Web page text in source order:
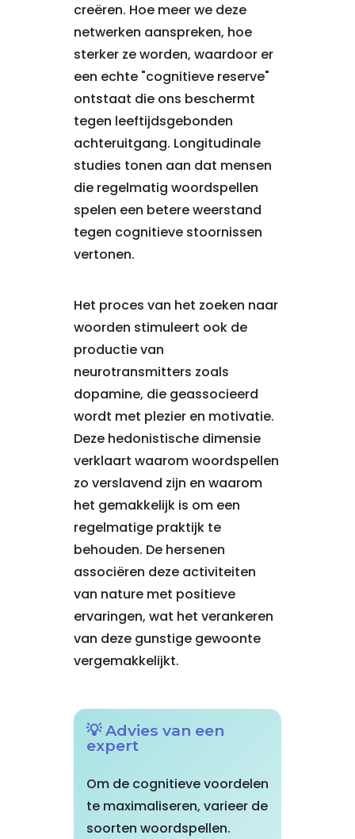
creëren. Hoe meer we deze
netwerken aanspreken, hoe
sterker ze worden, waardoor er
een echte "cognitieve reserve"
ontstaat die ons beschermt
tegen leeftijdsgebonden
achteruitgang. Longitudinale
studies tonen aan dat mensen
die regelmatig woordspellen
spelen een betere weerstand
tegen cognitieve stoornissen
vertonen.
Het proces van het zoeken naar
woorden stimuleert ook de
productie van
neurotransmitters zoals
dopamine, die geassocieerd
wordt met plezier en motivatie.
Deze hedonistische dimensie
verklaart waarom woordspellen
zo verslavend zijn en waarom
het gemakkelijk is om een
regelmatige praktijk te
behouden. De hersenen
associëren deze activiteiten
van nature met positieve
ervaringen, wat het verankeren
van deze gunstige gewoonte
vergemakkelijkt.
💡 Advies van een
expert
Om de cognitieve voordelen
te maximaliseren, varieer de
soorten woordspellen.